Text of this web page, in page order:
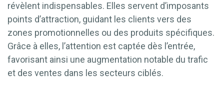
révèlent indispensables. Elles servent d’imposants
points d’attraction, guidant les clients vers des
zones promotionnelles ou des produits spécifiques.
Grâce à elles, l’attention est captée dès l’entrée,
favorisant ainsi une augmentation notable du trafic
et des ventes dans les secteurs ciblés.